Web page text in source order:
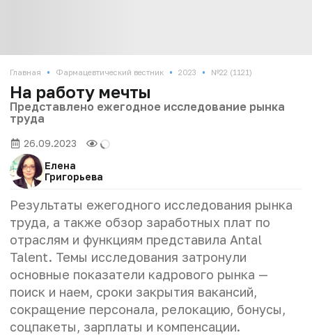
Главная • Фармацевтический вестник • 2023 • №22 (1121)
На работу мечты
Представлено ежегодное исследование рынка
труда
26.09.2023
Елена
Григорьева
Результаты ежегодного исследования рынка
труда, а также обзор заработных плат по
отраслям и функциям представила Antal
Talent. Темы исследования затронули
основные показатели кадрового рынка —
поиск и наем, сроки закрытия вакансий,
сокращение персонала, релокацию, бонусы,
соцпакеты, зарплаты и компенсации.